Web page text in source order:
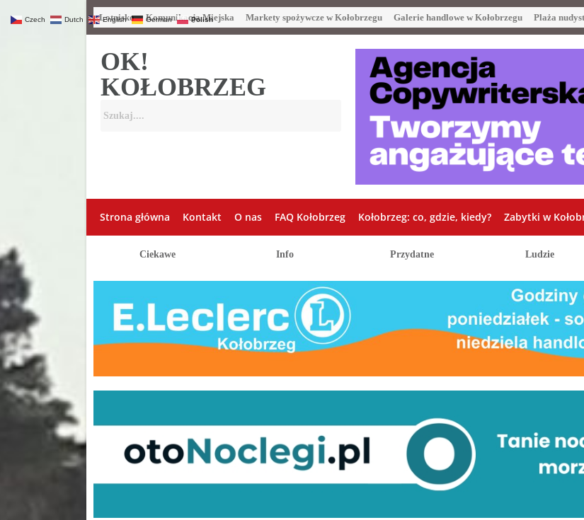
Lotnisko Komunikacja Miejska Markety spożywcze w Kołobrzegu Galerie handlowe w Kołobrzegu Plaża
OK!
KOŁOBRZEG
Strona główna Kontakt O nas FAQ Kołobrzeg Kołobrzeg: co, gdzie, kiedy? Zabytki w
Ciekawe Info Przydatne Ludzie
Czech Dutch English German Polish